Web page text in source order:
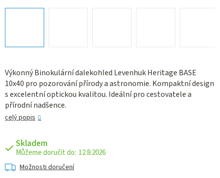
Výkonný Binokulární dalekohled Levenhuk Heritage BASE
10x40 pro pozorování přírody a astronomie. Kompaktní design
s excelentní optickou kvalitou. Ideální pro cestovatele a
přírodní nadšence.
celý popis
Skladem
12.8.2026
Možnosti doručení